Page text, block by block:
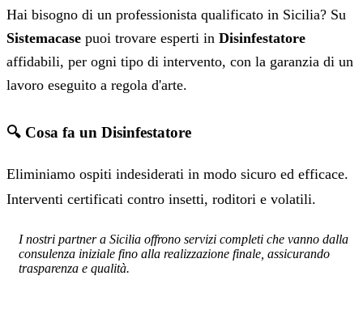
Hai bisogno di un professionista qualificato in Sicilia? Su
Sistemacase puoi trovare esperti in Disinfestatore
affidabili, per ogni tipo di intervento, con la garanzia di un
lavoro eseguito a regola d'arte.
🔍 Cosa fa un Disinfestatore
Eliminiamo ospiti indesiderati in modo sicuro ed efficace.
Interventi certificati contro insetti, roditori e volatili.
I nostri partner a Sicilia offrono servizi completi che vanno dalla
consulenza iniziale fino alla realizzazione finale, assicurando
trasparenza e qualità.